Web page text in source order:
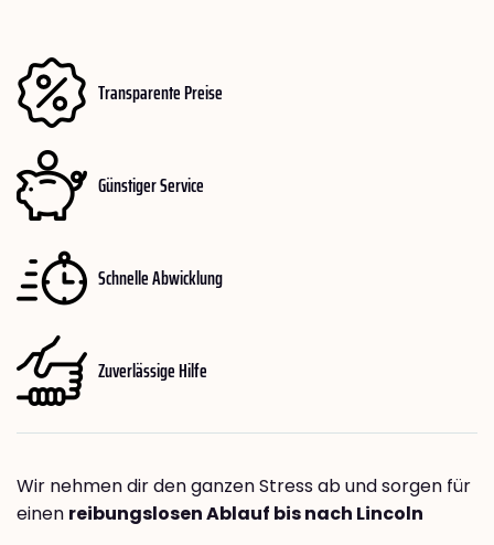
Transparente Preise
Günstiger Service
Schnelle Abwicklung
Zuverlässige Hilfe
Wir nehmen dir den ganzen Stress ab und sorgen für
einen reibungslosen Ablauf bis nach Lincoln